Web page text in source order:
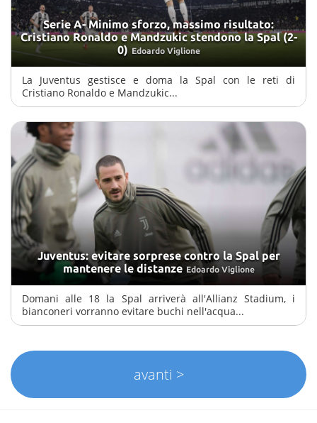
Serie A- Minimo sforzo, massimo risultato:
Cristiano Ronaldo e Mandzukic stendono la Spal (2-
0) Edoardo Viglione
La Juventus gestisce e doma la Spal con le reti di
Cristiano Ronaldo e Mandzukic...
Juventus: evitare sorprese contro la Spal per
mantenere le distanze Edoardo Viglione
Domani alle 18 la Spal arriverà all'Allianz Stadium, i
bianconeri vorranno evitare buchi nell'acqua...
avanti >